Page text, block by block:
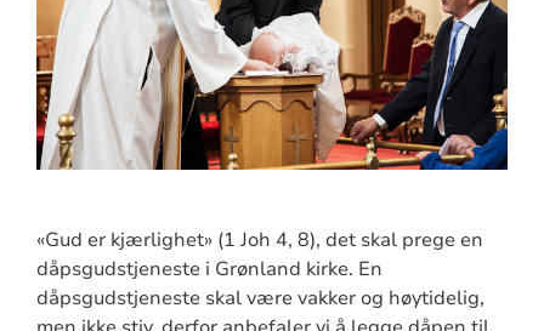
«Gud er kjærlighet» (1 Joh 4, 8), det skal prege en
dåpsgudstjeneste i Grønland kirke. En
dåpsgudstjeneste skal være vakker og høytidelig,